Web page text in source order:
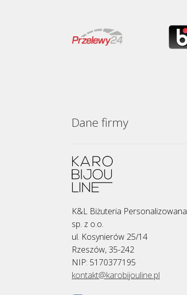
Dane firmy
K&L Biżuteria Personalizowana
sp. z o.o.
ul. Kosynierów 25/14
Rzeszów, 35-242
NIP: 5170377195
kontakt@karobijouline.pl